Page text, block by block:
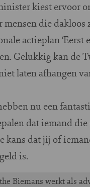
kiest ervoor
mensen die
actieplan
Gelukkig kan de
laten afhangen
nu een
dat iemand
kans dat jij of
is.
Biemans werkt als